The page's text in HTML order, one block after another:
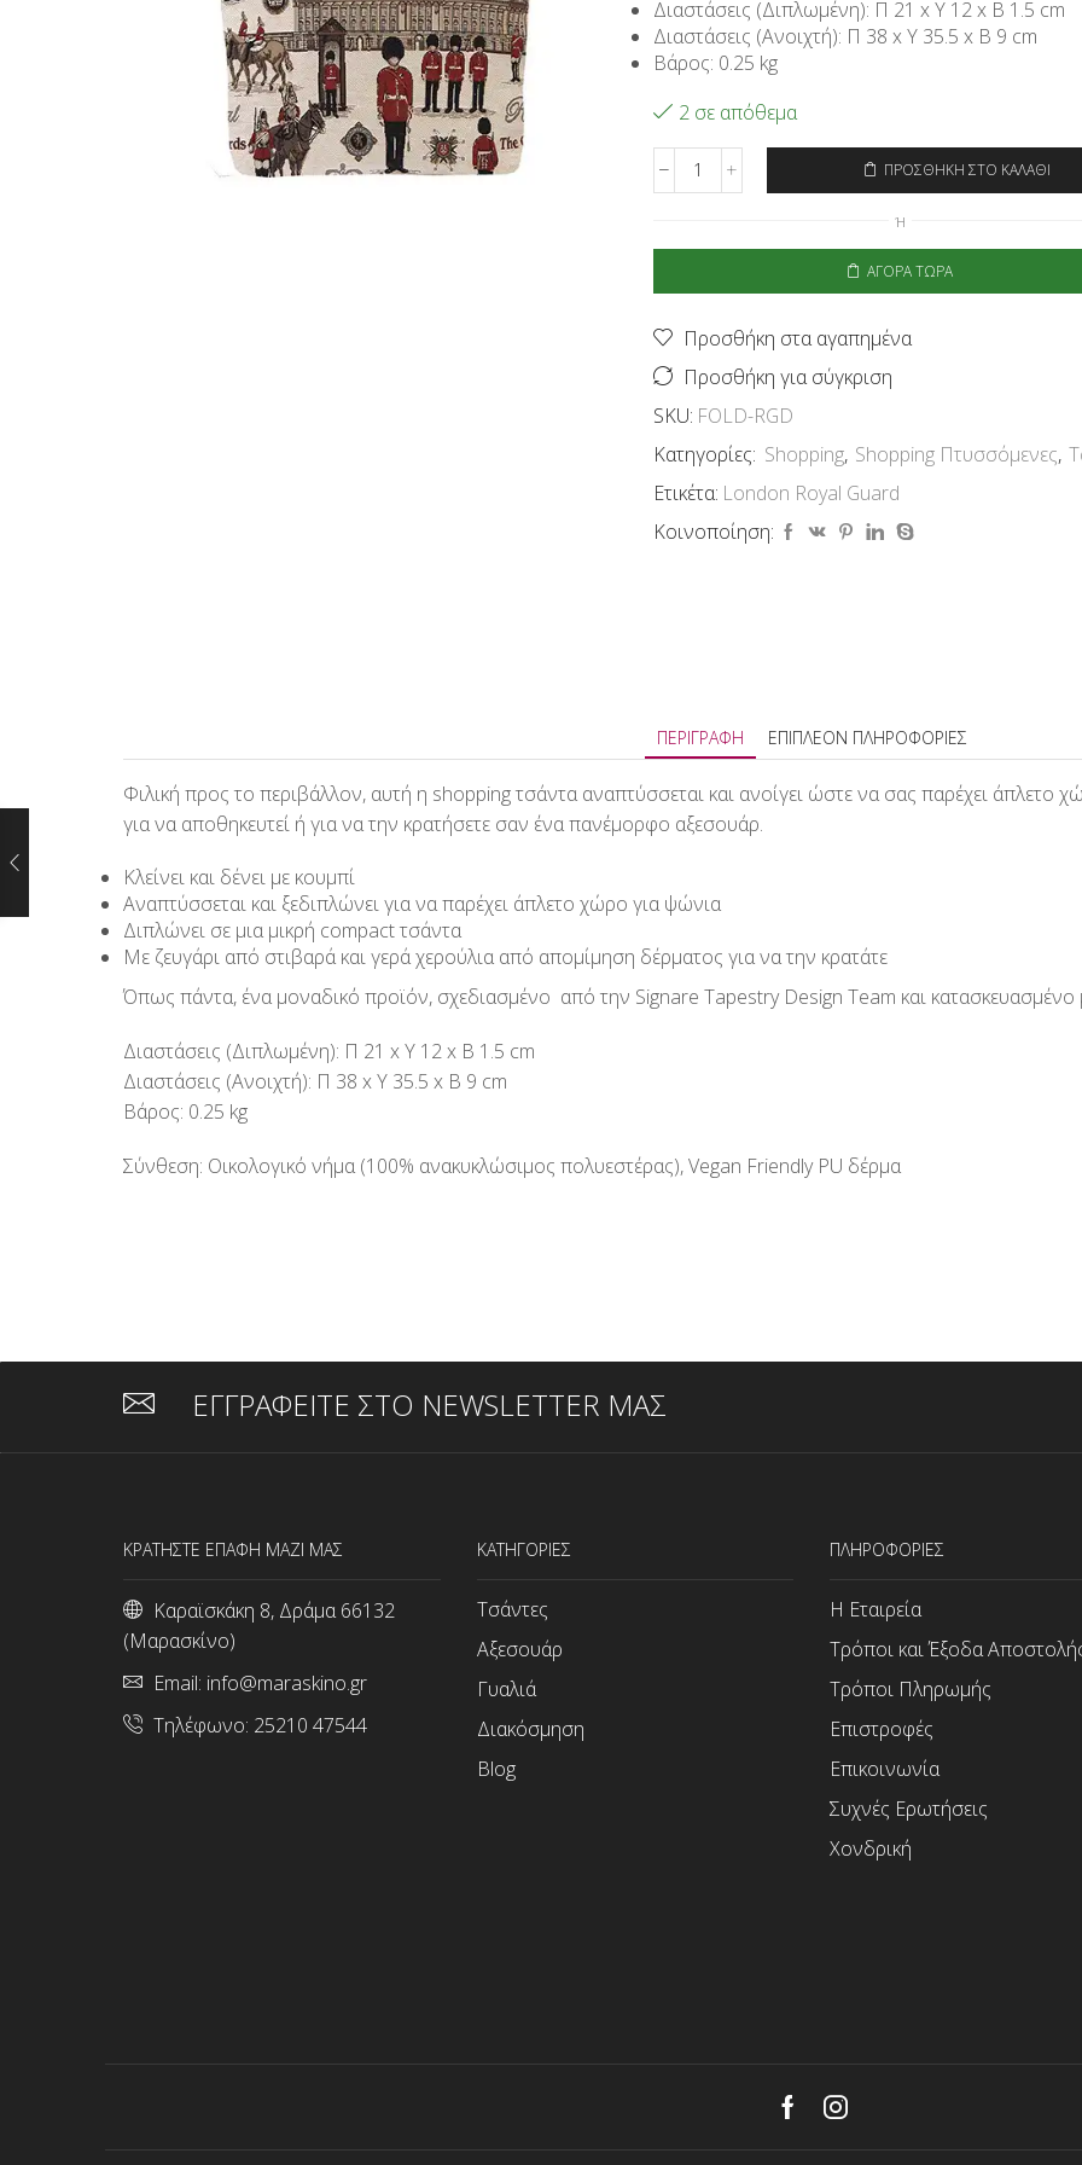
Διαστάσεις (Διπλωμένη): Π 21 x Υ 12 x Β 1.5 cm
Διαστάσεις (Ανοιχτή): Π 38 x Υ 35.5 x Β 9 cm
Βάρος: 0.25 kg
2 σε απόθεμα
Signare
Πτυσσόμενη
London
Royal
Guard
ποσότητα
ΠΡΟΣΘΉΚΗ ΣΤΟ ΚΑΛΆΘΙ
Ή
ΑΓΟΡΆ ΤΏΡΑ
Προσθήκη στα αγαπημένα
Προσθήκη για σύγκριση
SKU: FOLD-RGD
Κατηγορίες: Shopping, Shopping Πτυσσόμενες,
Ετικέτα: London Royal Guard
Κοινοποίηση:
ΠΕΡΙΓΡΑΦΉ ΕΠΙΠΛΈΟΝ ΠΛΗΡΟΦΟΡΊΕΣ
Φιλική προς το περιβάλλον, αυτή η shopping τσάντα αναπτύσσεται και ανοίγει ώστε να σας παρέχει άπλετο
για να αποθηκευτεί ή για να την κρατήσετε σαν ένα πανέμορφο αξεσουάρ.
Κλείνει και δένει με κουμπί
Αναπτύσσεται και ξεδιπλώνει για να παρέχει άπλετο χώρο για ψώνια
Διπλώνει σε μια μικρή compact τσάντα
Με ζευγάρι από στιβαρά και γερά χερούλια από απομίμηση δέρματος για να την κρατάτε
Όπως πάντα, ένα μοναδικό προϊόν, σχεδιασμένο από την Signare Τapestry Design Team και
Διαστάσεις (Διπλωμένη): Π 21 x Υ 12 x Β 1.5 cm
Διαστάσεις (Ανοιχτή): Π 38 x Υ 35.5 x Β 9 cm
Βάρος: 0.25 kg
Σύνθεση: Οικολογικό νήμα (100% ανακυκλώσιμος πολυεστέρας), Vegan Friendly PU δέρμα
ΕΓΓΡΑΦΕΙΤΕ ΣΤΟ NEWSLETTER ΜΑΣ
ΚΡΑΤΗΣΤΕ ΕΠΑΦΗ ΜΑΖΙ ΜΑΣ
Καραϊσκάκη 8, Δράμα 66132
(Μαρασκίνο)
Email: info@maraskino.gr
Τηλέφωνο: 25210 47544
ΚΑΤΗΓΟΡΙΕΣ
Τσάντες
Αξεσουάρ
Γυαλιά
Διακόσμηση
Blog
ΠΛΗΡΟΦΟΡΙΕΣ
Η Εταιρεία
Τρόποι και Έξοδα
Τρόποι Πληρωμής
Επιστροφές
Επικοινωνία
Συχνές Ερωτήσεις
Χονδρική
FacebookInstagram